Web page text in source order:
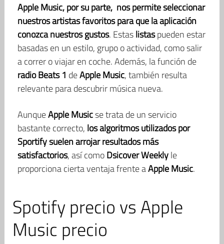
Apple Music, por su parte, nos permite seleccionar
nuestros artistas favoritos para que la aplicación
conozca nuestros gustos. Estaslistaspueden estar
basadas en un estilo, grupo o actividad, como salir
a correr o viajar en coche. Además, la función de
radio Beats 1 deApple Music, también resulta
relevante para descubrir música nueva.
AunqueApple Musicse trata de un servicio
bastante correcto, los algoritmos utilizados por
Sportify suelen arrojar resultados más
satisfactorios, así comoDsicover Weeklyle
proporciona cierta ventaja frente aApple Music.
Spotify precio vs Apple
Music precio